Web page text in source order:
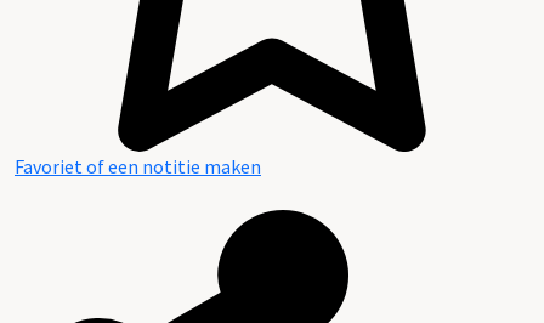
Favoriet of een notitie maken